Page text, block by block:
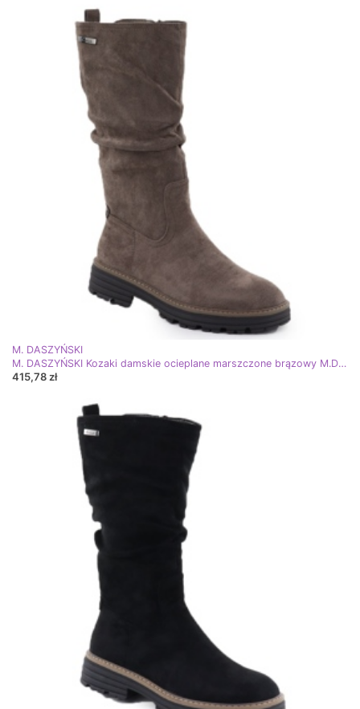
M. DASZYŃSKI
M. DASZYŃSKI Kozaki damskie ocieplane marszczone brązowy M.Daszyński SA259-3 brązowe
415,78 zł